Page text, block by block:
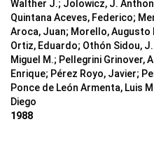
Walther J.; Jolowicz, J.
Quintana Aceves, Federico;
Aroca, Juan; Morello, Augusto
Ortiz, Eduardo; Othón Sidou,
Miguel M.; Pellegrini Grinover,
Enrique; Pérez Royo, Javier;
Ponce de León Armenta, Luis
Diego
1988